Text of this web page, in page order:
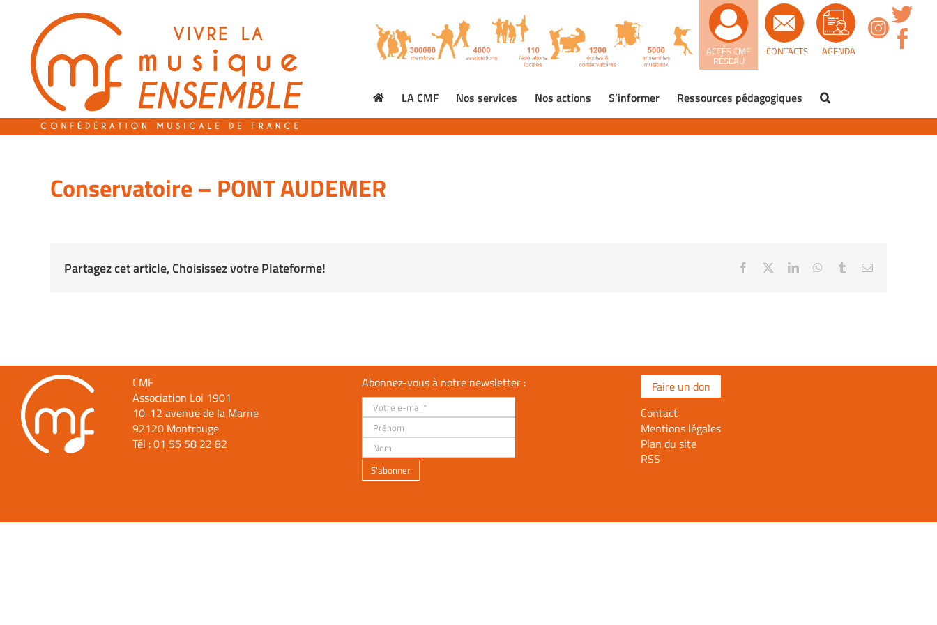
contenu
AGENDA
CONTACTS
ACCÈS CMF
RÉSEAU
LA CMF Nos services Nos actions S’informer Ressources pédagogiques
Conservatoire – PONT AUDEMER
Partagez cet article, Choisissez votre Plateforme! Facebook LinkedInWhatsApp
TumblrEmail
CMF
Association Loi 1901
10-12 avenue de la Marne
92120 Montrouge
Tél :01 55 58 22 82
Abonnez-vous à notre newsletter :
Faire un don
Contact
Mentions légales
Plan du site
RSS